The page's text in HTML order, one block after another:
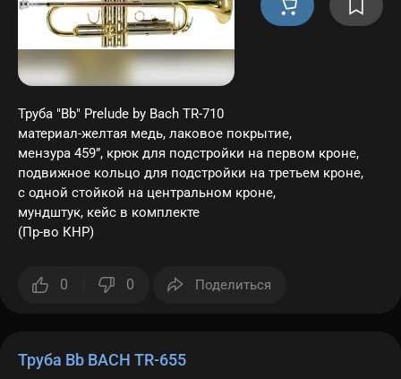
Труба "Bb" Prelude by Bach TR-710
материал-желтая медь, лаковое покрытие,
мензура 459”, крюк для подстройки на первом кроне,
подвижное кольцо для подстройки на третьем кроне,
с одной стойкой на центральном кроне,
мундштук, кейс в комплекте
(Пр-во КНР)
0 0 Поделиться
Труба Bb BACH TR-655